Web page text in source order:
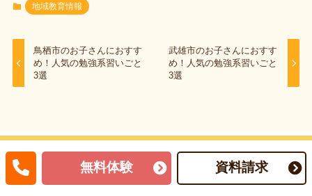
地域教育情報
鳥栖市のお子さんにおすす
め！人気の勉強系習いごと
3選
武雄市のお子さんにおすす
め！人気の勉強系習いごと
3選
無料体験 資料請求
家庭教師やる気アシストのサービス